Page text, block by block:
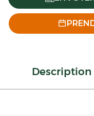
Description